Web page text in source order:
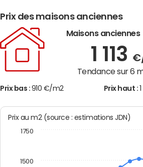
Prix des maisons anciennes
Maisons anciennes
1 113
Tendance sur 6
Prix bas : 910 €/m2 Prix haut :
Prix au m2 (source : estimations JDN)
1500
1750